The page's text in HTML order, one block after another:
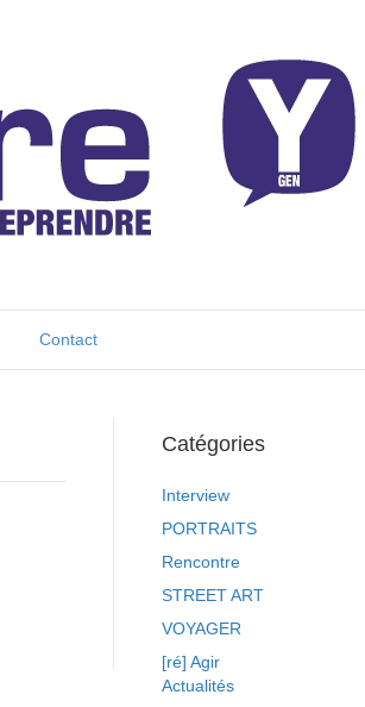
Contact
Catégories
Interview
PORTRAITS
Rencontre
STREET ART
VOYAGER
[ré] Agir
Actualités